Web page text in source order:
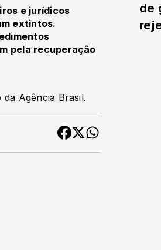
e jurídicos
extintos.
pela recuperação
da Agência Brasil.
de